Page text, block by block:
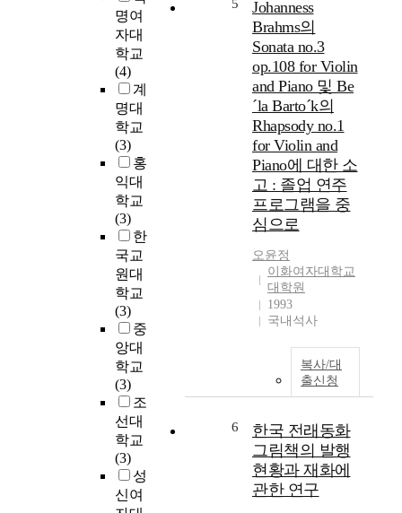
명여
자대
학교
(4)
계
명대
학교
(3)
홍
익대
학교
(3)
한
국교
원대
학교
(3)
중
앙대
학교
(3)
조
선대
학교
(3)
성
신여
n
보
5
Johanness
Brahms의
Sonata no.3
op.108 for Violin
and Piano 및 Be
´la Barto´k의
Rhapsody no.1
for Violin and
Piano에 대한 소
고 : 졸업 연주
프로그램을 중
심으로
오윤정
이화여자대학교
대학원
1993
국내석사
복사/대
출신청
6
한국 전래동화
그림책의 발행
현황과 재화에
관한 연구